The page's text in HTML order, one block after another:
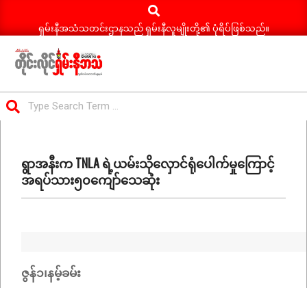
Search
ရှမ်းနီအသံသတင်းဌာနသည် ရှမ်းနီလူမျိုးတို့၏ ပုံရိပ်ဖြစ်သည်။
ရှမ်း
နီ
သတင်း
Menuရွာအနီးက TNLA ရဲ့ယမ်းသိုလှောင်ရုံပေါက်မှုကြောင့်
အရပ်သား၅၀ကျော်သေဆုံး
ဇွန်၁၊နမ့်ခမ်း